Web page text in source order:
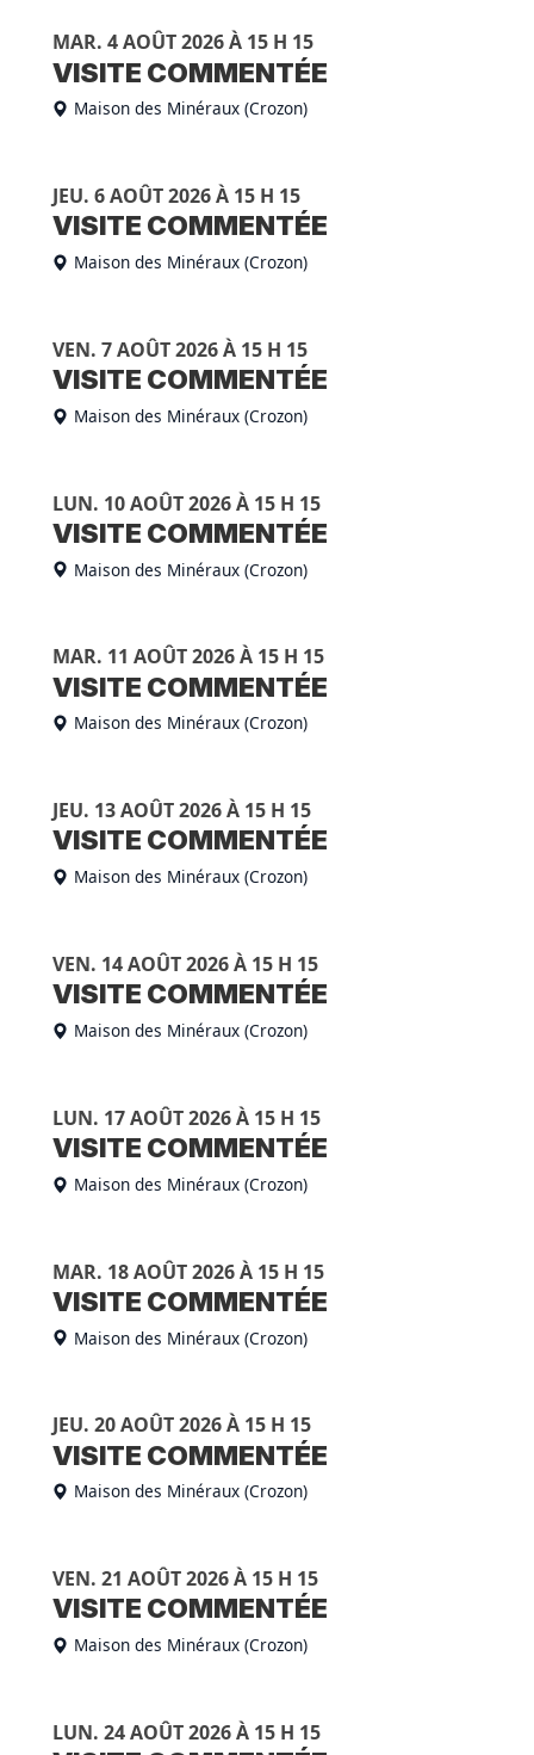
MAR. 4 AOÛT 2026 À 15 H 15
VISITE COMMENTÉE
Maison des Minéraux (Crozon)
JEU. 6 AOÛT 2026 À 15 H 15
VISITE COMMENTÉE
Maison des Minéraux (Crozon)
VEN. 7 AOÛT 2026 À 15 H 15
VISITE COMMENTÉE
Maison des Minéraux (Crozon)
LUN. 10 AOÛT 2026 À 15 H 15
VISITE COMMENTÉE
Maison des Minéraux (Crozon)
MAR. 11 AOÛT 2026 À 15 H 15
VISITE COMMENTÉE
Maison des Minéraux (Crozon)
JEU. 13 AOÛT 2026 À 15 H 15
VISITE COMMENTÉE
Maison des Minéraux (Crozon)
VEN. 14 AOÛT 2026 À 15 H 15
VISITE COMMENTÉE
Maison des Minéraux (Crozon)
LUN. 17 AOÛT 2026 À 15 H 15
VISITE COMMENTÉE
Maison des Minéraux (Crozon)
MAR. 18 AOÛT 2026 À 15 H 15
VISITE COMMENTÉE
Maison des Minéraux (Crozon)
JEU. 20 AOÛT 2026 À 15 H 15
VISITE COMMENTÉE
Maison des Minéraux (Crozon)
VEN. 21 AOÛT 2026 À 15 H 15
VISITE COMMENTÉE
Maison des Minéraux (Crozon)
LUN. 24 AOÛT 2026 À 15 H 15